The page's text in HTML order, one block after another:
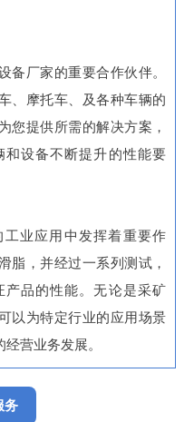
备厂家的重要合作伙伴。
、摩托车、及各种车辆的
您提供所需的解决方案，
设备不断提升的性能要
业应用中发挥着重要作
脂，并经过一系列测试，
品的性能。无论是采矿
以为特定行业的应用场景
营业务发展。
务